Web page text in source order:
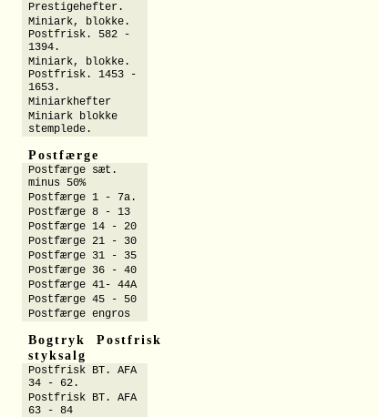
Prestigehefter.
Miniark, blokke.
Postfrisk. 582 -
1394.
Miniark, blokke.
Postfrisk. 1453 -
1653.
Miniarkhefter
Miniark blokke
stemplede.
Postfærge
Postfærge sæt.
minus 50%
Postfærge 1 - 7a.
Postfærge 8 - 13
Postfærge 14 - 20
Postfærge 21 - 30
Postfærge 31 - 35
Postfærge 36 - 40
Postfærge 41- 44A
Postfærge 45 - 50
Postfærge engros
Bogtryk Postfrisk
styksalg
Postfrisk BT. AFA
34 - 62.
Postfrisk BT. AFA
63 - 84